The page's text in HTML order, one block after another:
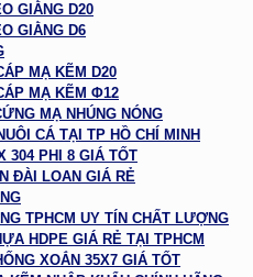
GIẰNG D20
GIẰNG D6
MẠ KẼM D20
MẠ KẼM Φ12
MẠ NHÚNG NÓNG
CÁ TẠI TP HỒ CHÍ MINH
304 PHI 8 GIÁ TỐT
ĐÀI LOAN GIÁ RẺ
TPHCM UY TÍN CHẤT LƯỢNG
HDPE GIÁ RẺ TẠI TPHCM
XOẮN 35X7 GIÁ TỐT